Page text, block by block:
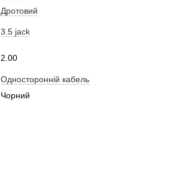
Дротовий
3.5 jack
2.00
Односторонній кабель
Чорний